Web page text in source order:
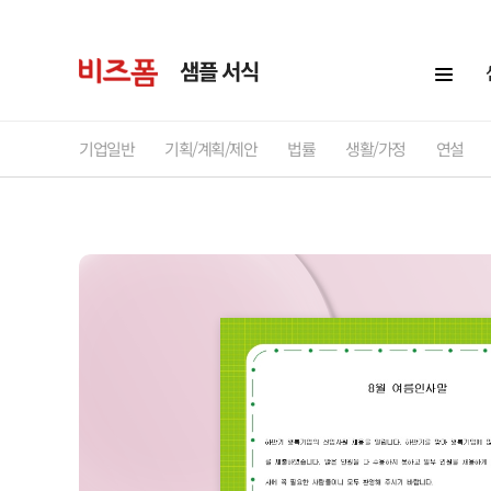
샘플 서식
기업일반 기획/계획/제안 법률 생활/가정 연설